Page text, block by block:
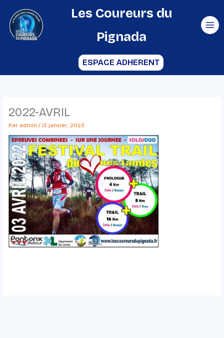
contenu
Les Coureurs du
Pignada
ESPACE ADHERENT
2022-AVRIL
Par admin / 13 janvier, 2023